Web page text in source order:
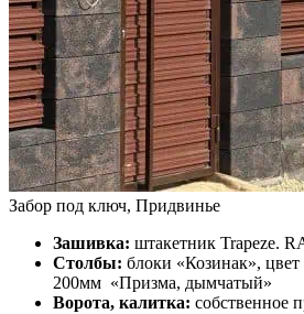
Забор под ключ, Придвинье
Зашивка: штакетник Trapeze.
Столбы: блоки «Козинак»,
200мм «Призма, дымчатый»
Ворота, калитка: собственное